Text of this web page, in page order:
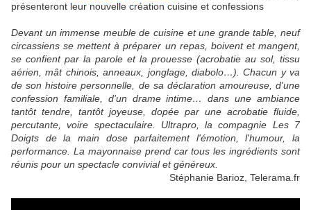
présenteront leur nouvelle création cuisine et confessions
Devant un immense meuble de cuisine et une grande table, neuf
circassiens se mettent à préparer un repas, boivent et mangent,
se confient par la parole et la prouesse (acrobatie au sol, tissu
aérien, mât chinois, anneaux, jonglage, diabolo…). Chacun y va
de son histoire personnelle, de sa déclaration amoureuse, d'une
confession familiale, d'un drame intime… dans une ambiance
tantôt tendre, tantôt joyeuse, dopée par une acrobatie fluide,
percutante, voire spectaculaire. Ultrapro, la compagnie Les 7
Doigts de la main dose parfaitement l'émotion, l'humour, la
performance. La mayonnaise prend car tous les ingrédients sont
réunis pour un spectacle convivial et généreux.
Stéphanie Barioz, Telerama.fr